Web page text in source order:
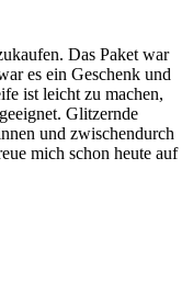
Das Paket war
es ein Geschenk und
ist leicht zu machen,
Glitzernde
und zwischendurch
mich schon heute auf